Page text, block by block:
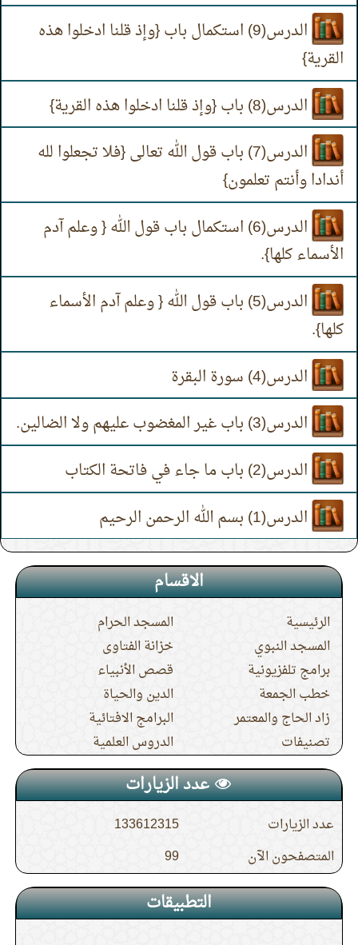
الدرس(9) استكمال باب {وإذ قلنا ادخلوا هذه
القرية}
الدرس(8) باب {وإذ قلنا ادخلوا هذه القرية}
الدرس(7) باب قول الله تعالى {فلا تجعلوا لله
أندادا وأنتم تعلمون}
الدرس(6) استكمال باب قول الله { وعلم آدم
الأسماء كلها}.
الدرس(5) باب قول الله { وعلم آدم الأسماء
كلها}.
الدرس(4) سورة البقرة
الدرس(3) باب غير المغضوب عليهم ولا الضالين.
الدرس(2) باب ما جاء في فاتحة الكتاب
الدرس(1) بسم الله الرحمن الرحيم
الاقسام
الرئيسية
المسجد الحرام
المسجد النبوي
خزانة الفتاوى
برامج تلفزيونية
قصص الأنبياء
خطب الجمعة
الدين والحياة
زاد الحاج والمعتمر
البرامج الافتائية
تصنيفات
الدروس العلمية
عدد الزيارات
عدد الزيارات
133612315
المتصفحون الآن
99
التطبيقات